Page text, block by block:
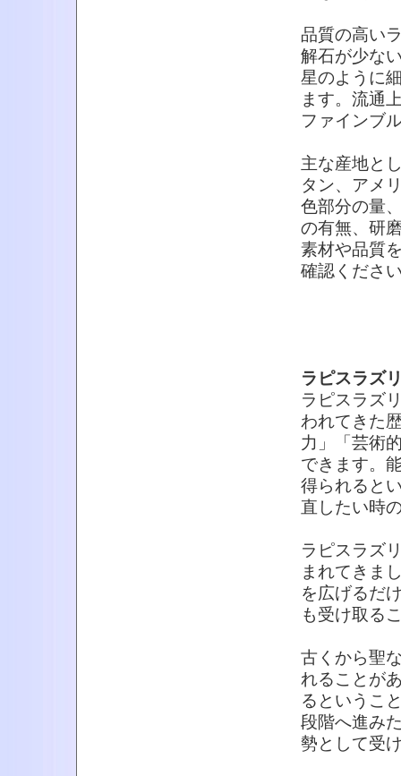
品質の高い
解石が少な
星のように
ます。流通
ファインブ
主な産地と
タン、アメ
色部分の量
の有無、研
素材や品質
確認くださ
ラピスラズ
ラピスラズ
われてきた
力」「芸術
できます。
得られると
直したい時
ラピスラズ
まれてきま
を広げるだ
も受け取る
古くから聖
れることが
るというこ
段階へ進み
勢として受